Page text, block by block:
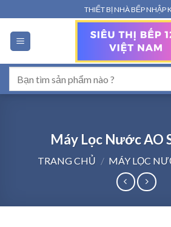
qua
nội
dung
THIẾT BỊ NHÀ BẾP NHẬP
kiếm:
Máy Lọc Nước AO
TRANG CHỦ / MÁY LỌC